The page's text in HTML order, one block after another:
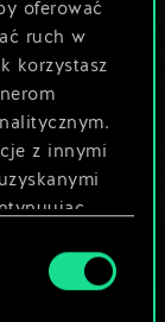
oferować
ruch w
korzystasz
z innymi